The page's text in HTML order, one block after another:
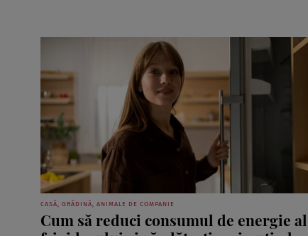
CASĂ, GRĂDINĂ, ANIMALE DE COMPANIE
Cum să reduci consumul de energie al